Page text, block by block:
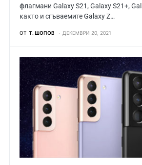
флагмани Galaxy S21, Galaxy S21+,
както и сгъваемите Galaxy Z…
ОТ Т. ШОПОВ ДЕКЕМВРИ 20, 2021